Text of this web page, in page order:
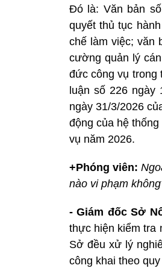
Đó là: Văn bản
quyết thủ tục
chế làm việc; văn
cường quản lý
đức công vụ trong
luận số 226
ngày 31/3/2026
động của hệ
vụ năm 2026.
+Phóng viên:
nào vi phạm
- Giám đốc Sở
thực hiện kiểm tra
Sở đều xử lý
công khai theo